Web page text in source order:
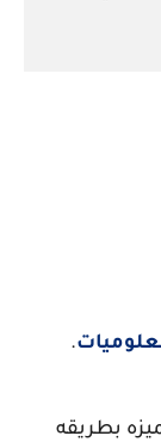
.
بطريقه